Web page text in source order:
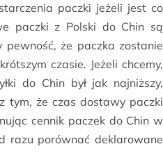
paczki jeżeli jest co
paczki z Polski do Chin są
że paczka zostanie
czasie. Jeżeli chcemy,
do Chin był jak najniższy,
tym, że czas dostawy paczki
cennik paczek do Chin w
razu porównać deklarowane